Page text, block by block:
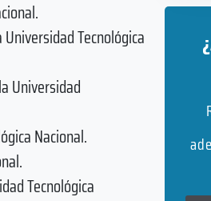
Tecnológica
Universidad
Nacional.
Tecnológica